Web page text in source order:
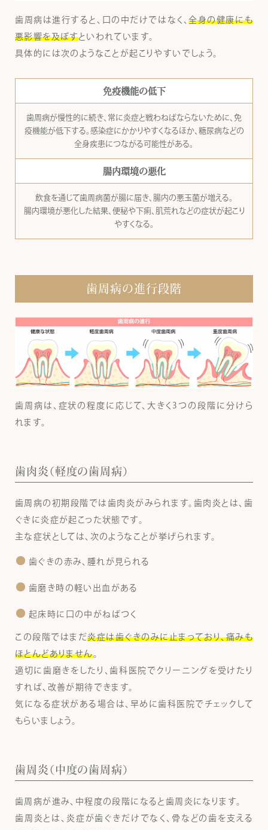
歯周病は進行すると、口の中だけではなく、全身の健康にも
悪影響を及ぼすといわれています。
具体的には次のようなことが起こりやすいでしょう。
免疫機能の低下
歯周病が慢性的に続き、常に炎症と戦わねばならないために、免
疫機能が低下する。感染症にかかりやすくなるほか、糖尿病などの
全身疾患につながる可能性がある。
腸内環境の悪化
飲食を通じて歯周病菌が腸に届き、腸内の悪玉菌が増える。
腸内環境が悪化した結果、便秘や下痢、肌荒れなどの症状が起こり
やすくなる。
歯周病の進行段階
歯周病は、症状の程度に応じて、大きく3つの段階に分けら
れます。
歯肉炎（軽度の歯周病）
歯周病の初期段階では歯肉炎がみられます。歯肉炎とは、歯
ぐきに炎症が起こった状態です。
主な症状としては、次のようなことが挙げられます。
歯ぐきの赤み、腫れが見られる
歯磨き時の軽い出血がある
起床時に口の中がねばつく
この段階ではまだ炎症は歯ぐきのみに止まっており、痛みも
ほとんどありません。
適切に歯磨きをしたり、歯科医院でクリーニングを受けたり
すれば、改善が期待できます。
気になる症状がある場合は、早めに歯科医院でチェックして
もらいましょう。
歯周炎（中度の歯周病）
歯周病が進み、中程度の段階になると歯周炎になります。
歯周炎とは、炎症が歯ぐきだけでなく、骨などの歯を支える